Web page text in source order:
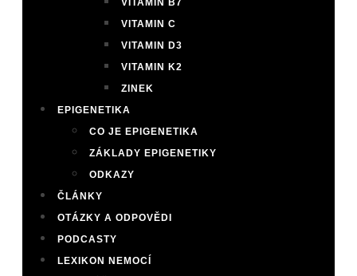
VITAMIN B7
VITAMIN C
VITAMIN D3
VITAMIN K2
ZINEK
EPIGENETIKA
CO JE EPIGENETIKA
ZÁKLADY EPIGENETIKY
ODKAZY
ČLÁNKY
OTÁZKY A ODPOVĚDI
PODCASTY
LEXIKON NEMOCÍ